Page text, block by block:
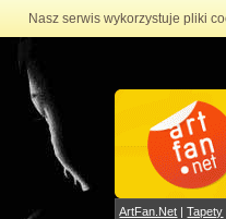
Nasz serwis wykorzystuje pliki
ArtFan.Net |Tapety